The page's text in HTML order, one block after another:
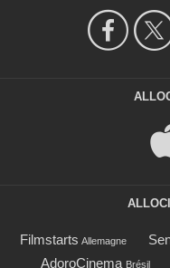
Filmstarts Allemagne
AdoroCinema Brésil